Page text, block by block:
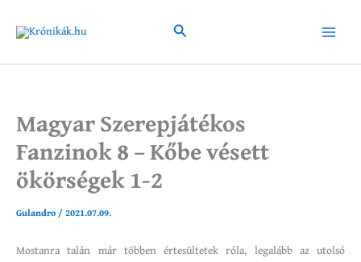
content
Search
Main
Magyar Szerepjátékos
Fanzinok 8 – Kőbe vésett
ökörségek 1-2
Gulandro /2021.07.09.
Mostanra talán már többen értesültetek róla, legalább az utolsó